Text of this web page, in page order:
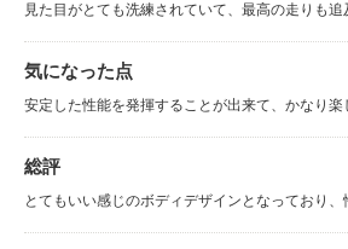
見た目がとても洗練されていて、最高の走りも
気になった点
安定した性能を発揮することが出来て、かなり
総評
とてもいい感じのボディデザインとなっており